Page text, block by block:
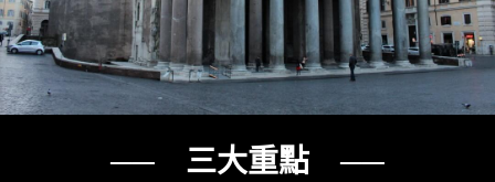
── 三大重點 ──